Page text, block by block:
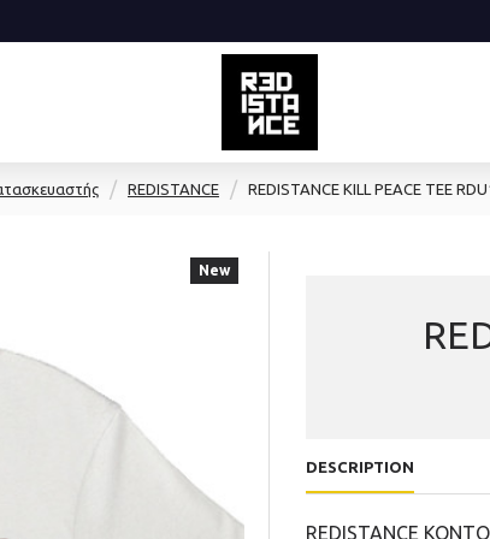
REDISTANCE REDISTANCE KILL PEACE TEE
New
DESCRIPTION
REDISTANCE